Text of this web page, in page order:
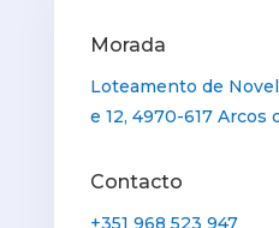
Morada
Loteamento de
e 12, 4970-617 Arcos
Contacto
+351 968 523 947